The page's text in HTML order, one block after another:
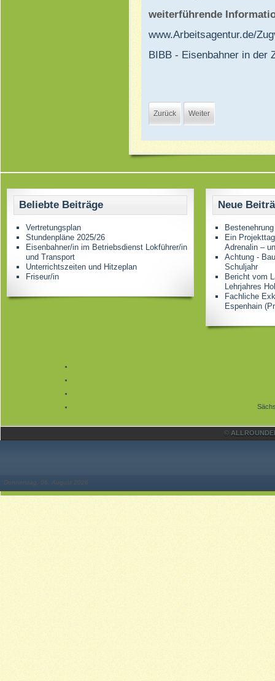
weiterführende
www.Arbeitsagentur.de/
BIBB - Eisenbahner in der
Zurück Weiter
Beliebte Beiträge
Vertretungsplan
Stundenpläne 2025/26
Eisenbahner/in im Betriebsdienst Lokführer/in
und Transport
Unterrichtszeiten und Hitzeplan
Friseur/in
Neue
Ein
Adrenalin –
Achtung -
Schuljahr
Bericht vom
Lehrjahres
Fachliche
Espenhain
©
Donnerstag, 06. August 2026